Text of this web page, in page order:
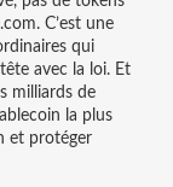
C’est une
qui
avec la loi. Et
milliards de
la plus
et protéger